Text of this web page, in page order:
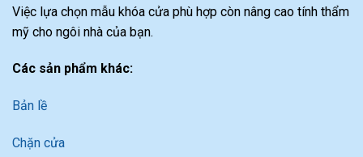
Việc lựa chọn mẫu khóa cửa phù hợp còn nâng cao tính thẩm
mỹ cho ngôi nhà của bạn.
Các sản phẩm khác:
Bản lề
Chặn cửa